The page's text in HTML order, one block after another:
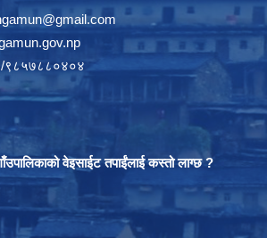
९८५७८८०४०४
वेइसाईट तपाईंलाई कस्तो लाग्छ ?